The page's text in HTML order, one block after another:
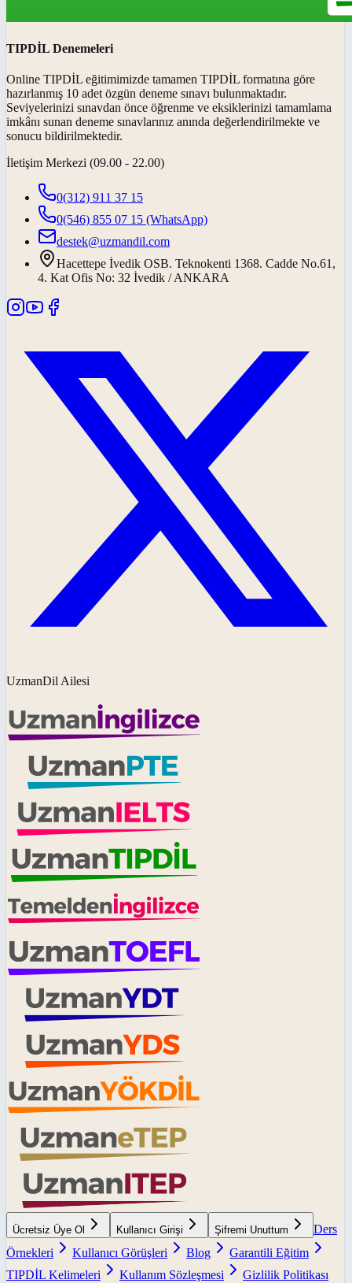
TIPDİL Denemeleri
Online TIPDİL eğitimimizde tamamen TIPDİL formatına göre
hazırlanmış 10 adet özgün deneme sınavı bulunmaktadır.
Seviyelerinizi sınavdan önce öğrenme ve eksiklerinizi tamamlama
imkânı sunan deneme sınavlarınız anında değerlendirilmekte ve
sonucu bildirilmektedir.
İletişim Merkezi (09.00 - 22.00)
0(312) 911 37 15
0(546) 855 07 15 (WhatsApp)
destek@uzmandil.com
Hacettepe İvedik OSB. Teknokenti 1368. Cadde No.61,
4. Kat Ofis No: 32 İvedik / ANKARA
UzmanDil Ailesi
Ücretsiz Üye Ol Kullanıcı Girişi Şifremi Unuttum
Ders
Örnekleri
Kullanıcı Görüşleri Blog
Garantili Eğitim
TIPDİL Kelimeleri
Kullanım Sözleşmesi
Gizlilik Politikası